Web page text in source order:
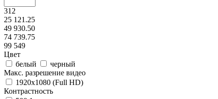
312
25 121.25
49 930.50
74 739.75
99 549
Цвет
белый
черный
Макс. разрешение видео
1920x1080 (Full HD)
Контрастность